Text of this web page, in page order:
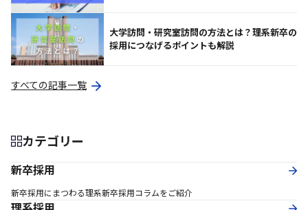
大学訪問・研究室訪問の方法とは？理系新卒の
採用につなげるポイントも解説
すべての記事一覧
カテゴリー
新卒採用
新卒採用にまつわる理系新卒採用コラムをご紹介